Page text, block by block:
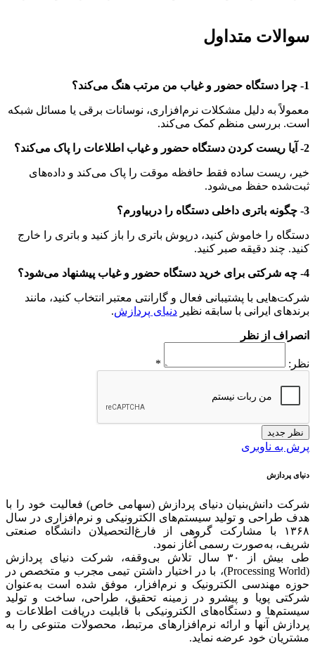
سوالات متداول
1- چرا دستگاه حضور و غیاب من مرتب هنگ می‌کند؟
معمولاً به دلیل مشکلات نرم‌افزاری، نوسانات برقی یا مسائل شبکه
است. بررسی منظم کمک می‌کند.
2- آیا ریست کردن دستگاه حضور و غیاب اطلاعات را پاک می‌کند؟
خیر، ریست ساده فقط حافظه موقت را پاک می‌کند و داده‌های
ثبت‌شده حفظ می‌شود.
3- چگونه باتری داخلی دستگاه را دربیاورم؟
دستگاه را خاموش کنید، درپوش باتری را باز کنید و باتری را خارج
کنید. چند دقیقه صبر کنید.
4- چه شرکتی برای خرید دستگاه حضور و غیاب پیشنهاد می‌شود؟
شرکت‌هایی با پشتیبانی فعال و گارانتی معتبر انتخاب کنید، مانند
برندهای ایرانی با سابقه نظیر دنیای پردازش.
انصراف از نظر
نظر: *
نظر جدید
پرش به ناوبری
دنیای پردازش
شرکت دانش‌بنیان دنیای پردازش (سهامی خاص) فعالیت خود را با
هدف طراحی و تولید سیستم‌های الکترونیکی و نرم‌افزاری در سال
۱۳۶۸ با مشارکت گروهی از فارغ‌التحصیلان دانشگاه صنعتی
شریف، به‌صورت رسمی آغاز نمود.
طی بیش از ۳۰ سال تلاش بی‌وقفه، شرکت دنیای پردازش
(Processing World)، با در اختیار داشتن تیمی مجرب و متخصص در
حوزه مهندسی الکترونیک و نرم‌افزار، موفق شده است به‌عنوان
شرکتی پویا و پیشرو در زمینه‌ تحقیق، طراحی، ساخت و تولید
سیستم‌ها و دستگاه‌های الکترونیکی با قابلیت دریافت اطلاعات و
پردازش آنها و ارائه‌ نرم‌افزارهای مرتبط، محصولات متنوعی را به
مشتریان خود عرضه نماید.